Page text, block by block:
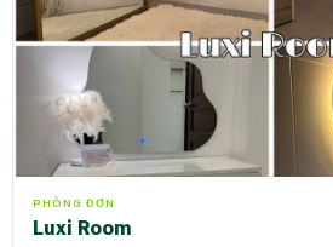
PHÒNG ĐƠN
Luxi Room